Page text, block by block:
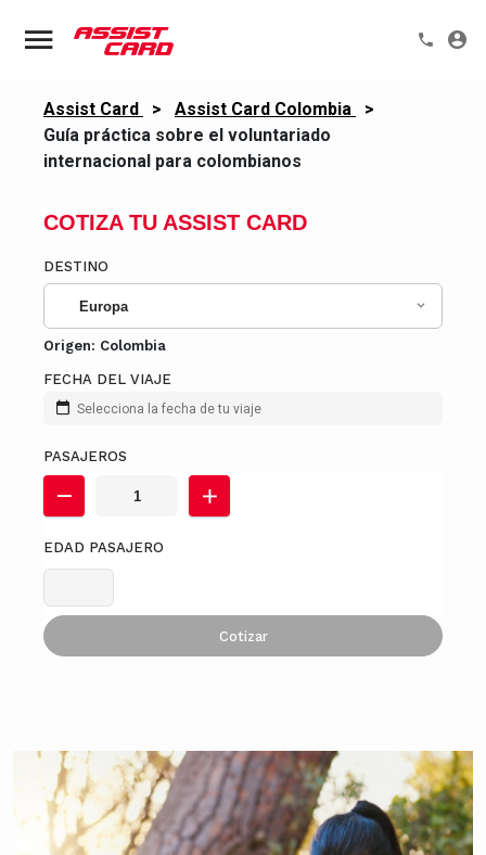
Assist Card > Assist Card Colombia
>
Guía práctica sobre el voluntariado
internacional para colombianos
COTIZA TU ASSIST CARD
DESTINO
Europa
Origen: Colombia
FECHA DEL VIAJE
Selecciona la fecha de tu viaje
PASAJEROS
EDAD PASAJERO
Cotizar